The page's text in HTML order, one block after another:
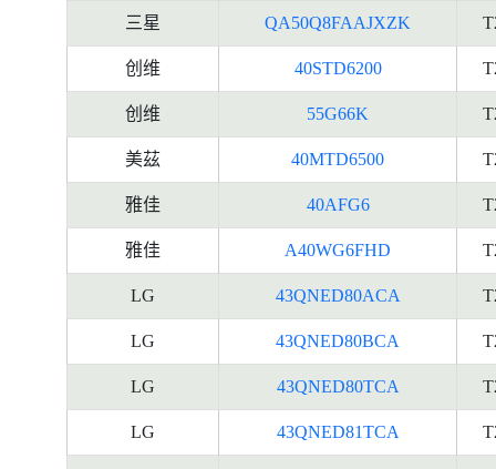
三星 QA50Q8FAAJXZK
创维 40STD6200
创维 55G66K
美茲 40MTD6500
雅佳 40AFG6
雅佳 A40WG6FHD
LG 43QNED80ACA
LG 43QNED80BCA
LG 43QNED80TCA
LG 43QNED81TCA